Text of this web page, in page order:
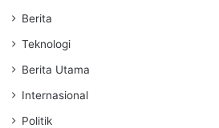
Berita
Teknologi
Berita Utama
Internasional
Politik